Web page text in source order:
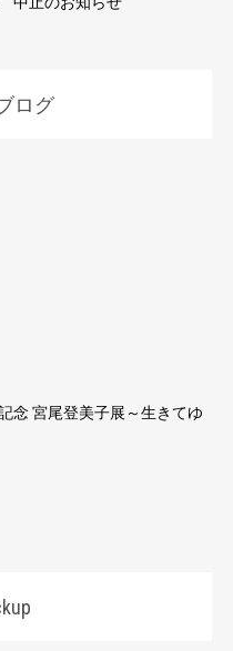
ログ
念 宮尾登美子展～生きてゆ